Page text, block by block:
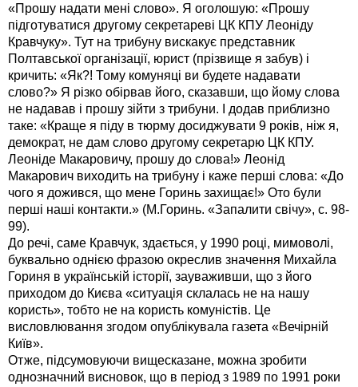
«Прошу надати мені слово». Я оголошую: «Прошу
підготуватися другому секретареві ЦК КПУ Леоніду
Кравчуку». Тут на трибуну вискакує представник
Полтавської організації, юрист (прізвище я забув) і
кричить: «Як?! Тому комуняці ви будете надавати
слово?» Я різко обірвав його, сказавши, що йому слова
не надавав і прошу зійти з трибуни. І додав приблизно
таке: «Краще я піду в тюрму досиджувати 9 років, ніж я,
демократ, не дам слово другому секретарю ЦК КПУ.
Леоніде Макаровичу, прошу до слова!» Леонід
Макарович виходить на трибуну і каже перші слова: «До
чого я дожився, що мене Горинь захищає!» Ото були
перші наші контакти.» (М.Горинь. «Запалити свічу», с. 98-
99).
До речі, саме Кравчук, здається, у 1990 році, мимоволі,
буквально однією фразою окреслив значення Михайла
Гориня в українській історії, зауваживши, що з його
приходом до Києва «ситуація склалась не на нашу
користь», тобто не на користь комуністів. Це
висловлювання згодом опублікувала газета «Вечірній
Київ».
Отже, підсумовуючи вищесказане, можна зробити
однозначний висновок, що в період з 1989 по 1991 роки